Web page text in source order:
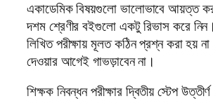
একাডেমিক বিষয়গুলো ভালোভাবে আয়ত্ত
দশম শ্রেণীর বইগুলো একটু রিভাস করে
লিখিত পরীক্ষায় মূলত কঠিন প্রশ্ন করা হয়
দেওয়ার আগেই গাভড়াবেন না।
শিক্ষক নিবন্ধন পরীক্ষার দ্বিতীয় স্টেপ